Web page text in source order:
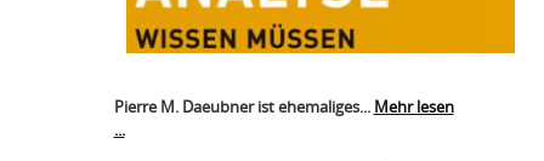
Pierre M. Daeubner ist ehemaliges... Mehr lesen
...